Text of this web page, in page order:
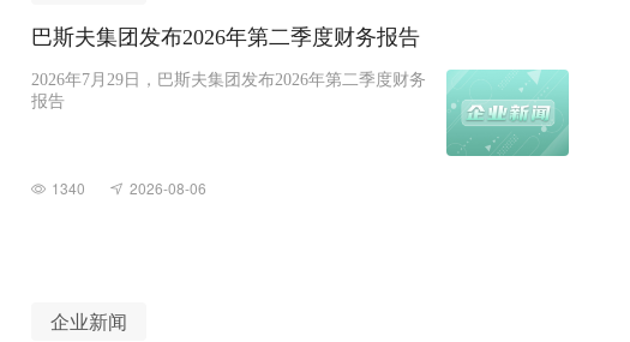
巴斯夫集团发布2026年第二季度财务报告
2026年7月29日，巴斯夫集团发布2026年第二季度财务
报告
1340 2026-08-06
企业新闻